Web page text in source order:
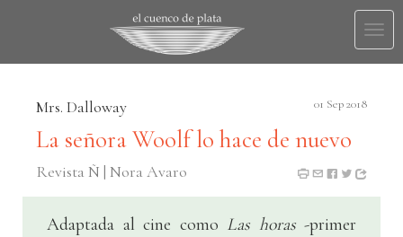
Mrs. Dalloway 01 Sep 2018
La señora Woolf lo hace de nuevo
Revista Ñ | Nora Avaro
Adaptada al cine como Las horas-primer